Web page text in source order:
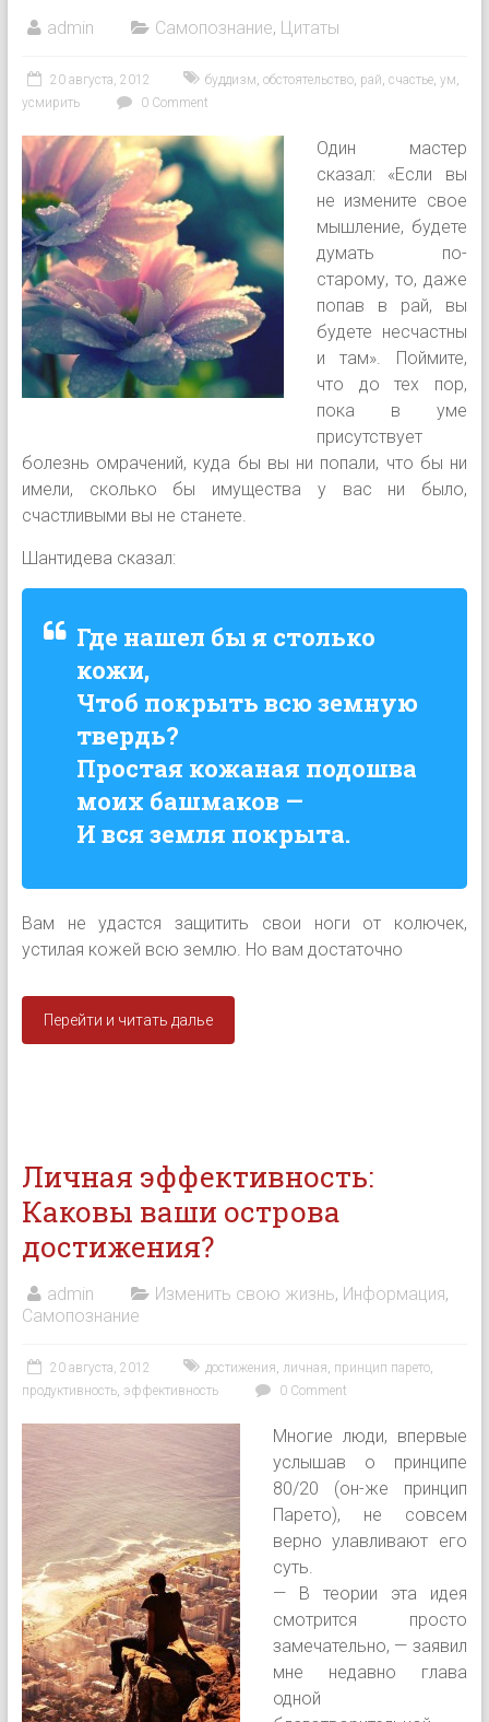
admin Самопознание, Цитаты
20 августа, 2012 буддизм, обстоятельство, рай, счастье, ум,
усмирить
0 Comment
Один мастер
сказал: «Если вы
не измените свое
мышление, будете
думать по-
старому, то, даже
попав в рай, вы
будете несчастны
и там». Поймите,
что до тех пор,
пока в уме
присутствует
болезнь омрачений, куда бы вы ни попали, что бы ни
имели, сколько бы имущества у вас ни было,
счастливыми вы не станете.
Шантидева сказал:
Где нашел бы я столько
кожи,
Чтоб покрыть всю земную
твердь?
Простая кожаная подошва
моих башмаков —
И вся земля покрыта.
Вам не удастся защитить свои ноги от колючек,
устилая кожей всю землю. Но вам достаточно
Перейти и читать далье
Личная эффективность:
Каковы ваши острова
достижения?
admin Изменить свою жизнь, Информация,
Самопознание
20 августа, 2012 достижения, личная, принцип парето,
продуктивность, эффективность 0 Comment
Многие люди, впервые
услышав о принципе
80/20 (он-же принцип
Парето), не совсем
верно улавливают его
суть.
— В теории эта идея
смотрится просто
замечательно, — заявил
мне недавно глава
одной